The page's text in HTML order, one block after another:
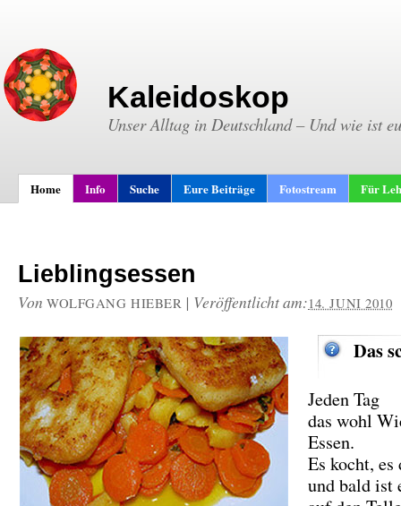
Kaleidoskop
Unser Alltag in Deutschland – Und wie ist
Home Info Suche Eure Beiträge Fotostream Für
Lieblingsessen
Von WOLFGANG HIEBER | Veröffentlicht am:14. JUNI 2010
Das
Jeden Tag
das wohl
Essen.
Es kocht,
und bald ist